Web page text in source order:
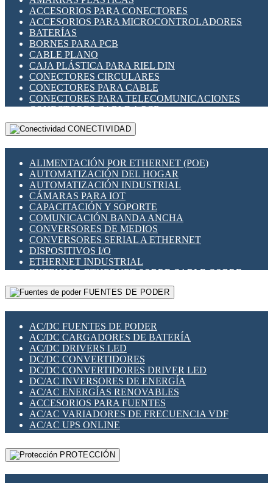
INDICADORES PARA PANEL
INTERFACES DE RELÉ
INTERRUPTORES FIN DE CARRERA
LLAVES CONMUTADORAS
MEDIDORES DE ENERGÍA Y TC'S DE CORRIENTE
MOTORES PASO A PASO
PANTALLAS HMI
PLC -CONTROLADORES LÓGICO PROGRAMABLES
PROGRAMADORES DE HORARIO
RELÉS DE PROTECCIÓN
SENSORES CAPACITIVOS
SENSORES INDUCTIVOS
TEMPORIZADORES
VARIACS
VARIADORES DE FRECUENCIA [VDF]
SECCIONADORES - INTERRUPTORES
MAQUINARIA
ACCESORIOS PARA CONECTORES
ACCESORIOS PARA MICROCONTROLADORES
BATERÍAS
BORNES PARA PCB
CABLE PLANO
CAJA PLÁSTICA PARA RIEL DIN
CONECTORES CIRCULARES
CONECTORES PARA CABLE
CONECTORES PARA TELECOMUNICACIONES
CONECTORES CABLE A PCB
CONECTORES PCB A CABLE
DIP SWITCHES
HERRAMIENTAS VARIAS
ILUMINACIÓN LED
INTERRUPTORES REED
INTERFACES DE RELÉ
OTROS RELÉS
PROTECCIÓN TÉRMICA
RELÉS AUTOMOTRICES
RELÉS DE SEÑAL
RELÉS DE ESTADO SÓLIDO SSR
RELÉS INDUSTRIALES
RELÉS MINIATURA DE POTENCIA
SENSORES MAGNÉTICOS
SWITCH Y MICROSWITCH
TARJETAS PI
UNIÓN Y DERIVACIÓN DE CABLE
CONECTIVIDAD
ALIMENTACIÓN POR ETHERNET (POE)
AUTOMATIZACIÓN DEL HOGAR
AUTOMATIZACIÓN INDUSTRIAL
CÁMARAS PARA IOT
CAPACITACIÓN Y SOPORTE
COMUNICACIÓN BANDA ANCHA
CONVERSORES DE MEDIOS
CONVERSORES SERIAL A ETHERNET
DISPOSITIVOS I/O
ETHERNET INDUSTRIAL
EXTENSOR ETHERNET SOBRE CABLE COBRE
GATEWAY LORAWAN
GESTIÓN DE REDES
PLACAS MODULARES IOT
SWITCHES Y REDES WIFI
SOLUCIONES IOT
SOLUCIONES LORAWAN
SOLUCIONES RED CELULAR
SEGURIDAD PARA REDES
SWITCHES LAN
TELEFONÍA IP (VOIP)
VIGILANCIA IP (CCTV)
MESHTASTIC
FUENTES DE PODER
AC/DC FUENTES DE PODER
AC/DC CARGADORES DE BATERÍA
AC/DC DRIVERS LED
DC/DC CONVERTIDORES
DC/DC CONVERTIDORES DRIVER LED
DC/AC INVERSORES DE ENERGÍA
AC/AC ENERGÍAS RENOVABLES
ACCESORIOS PARA FUENTES
AC/AC VARIADORES DE FRECUENCIA VDF
AC/AC UPS ONLINE
PROTECCIÓN